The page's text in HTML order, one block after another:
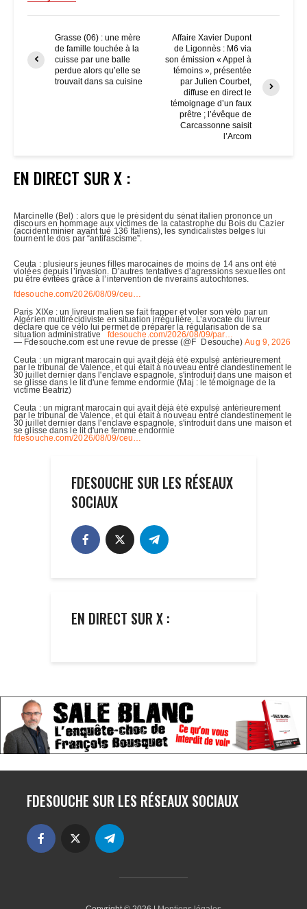
Grasse (06) : une mère
de famille touchée à la
cuisse par une balle
perdue alors qu’elle se
trouvait dans sa cuisine
Affaire Xavier Dupont
de Ligonnès : M6 via
son émission « Appel à
témoins », présentée
par Julien Courbet,
diffuse en direct le
témoignage d’un faux
prêtre ; l’évêque de
Carcassonne saisit
l’Arcom
EN DIRECT SUR X :
FDESOUCHE SUR LES RÉSEAUX
SOCIAUX
EN DIRECT SUR X :
FDESOUCHE SUR LES RÉSEAUX SOCIAUX